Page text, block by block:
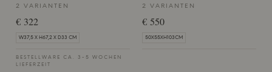
2 VARIANTEN
€ 322
W37,5 X H67,2 X D33 CM
BESTELLWARE CA. 3-5 WOCHEN
LIEFERZEIT
2 VARIANTEN
€ 550
50X55XH103CM